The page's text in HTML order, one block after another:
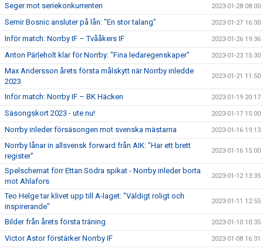
Seger mot seriekonkurrenten 2023-01-28 08:00
Semir Bosnic ansluter på lån: "En stor talang" 2023-01-27 16:30
Inför match: Norrby IF – Tvååkers IF 2023-01-26 19:36
Anton Pärleholt klar för Norrby: "Fina ledaregenskaper" 2023-01-23 15:30
Max Andersson årets första målskytt när Norrby inledde
2023
2023-01-21 11:50
Inför match: Norrby IF – BK Häcken 2023-01-19 20:17
Säsongskort 2023 - ute nu! 2023-01-17 15:00
Norrby inleder försäsongen mot svenska mästarna 2023-01-16 19:13
Norrby lånar in allsvensk forward från AIK: "Har ett brett
register"
2023-01-16 15:00
Spelschemat förr Ettan Södra spikat - Norrby inleder borta
mot Ahlafors
2023-01-12 13:35
Teo Helge tar klivet upp till A-laget: "Väldigt roligt och
inspirerande"
2023-01-11 12:55
Bilder från årets första träning 2023-01-10 10:35
Victor Astor förstärker Norrby IF 2023-01-08 16:31